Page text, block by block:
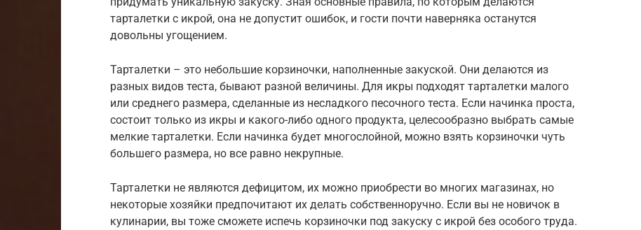
тарталетки с икрой, она не допустит ошибок, и гости почти наверняка останутся
довольны угощением.
Тарталетки – это небольшие корзиночки, наполненные закуской. Они делаются из
разных видов теста, бывают разной величины. Для икры подходят тарталетки малого
или среднего размера, сделанные из несладкого песочного теста. Если начинка проста,
состоит только из икры и какого-либо одного продукта, целесообразно выбрать самые
мелкие тарталетки. Если начинка будет многослойной, можно взять корзиночки чуть
большего размера, но все равно некрупные.
Тарталетки не являются дефицитом, их можно приобрести во многих магазинах, но
некоторые хозяйки предпочитают их делать собственноручно. Если вы не новичок в
кулинарии, вы тоже сможете испечь корзиночки под закуску с икрой без особого труда.